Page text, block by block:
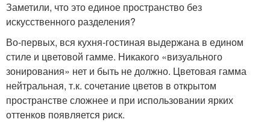
Заметили, что это единое пространство без
искусственного разделения?
Во-первых, вся кухня-гостиная выдержана в едином
стиле и цветовой гамме. Никакого «визуального
зонирования» нет и быть не должно. Цветовая гамма
нейтральная, т.к. сочетание цветов в открытом
пространстве сложнее и при использовании ярких
оттенков появляется риск.